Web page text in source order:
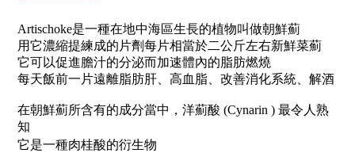
Artischoke是一種在地中海區生長的植物叫做朝鮮薊
用它濃縮提練成的片劑每片相當於二公斤左右新鮮菜薊
它可以促進膽汁的分泌而加速體內的脂肪燃燒
每天飯前一片遠離脂肪肝、高血脂、改善消化系統、解酒
在朝鮮薊所含有的成分當中，洋薊酸 (Cynarin ) 最令人熟
知
它是一種肉桂酸的衍生物